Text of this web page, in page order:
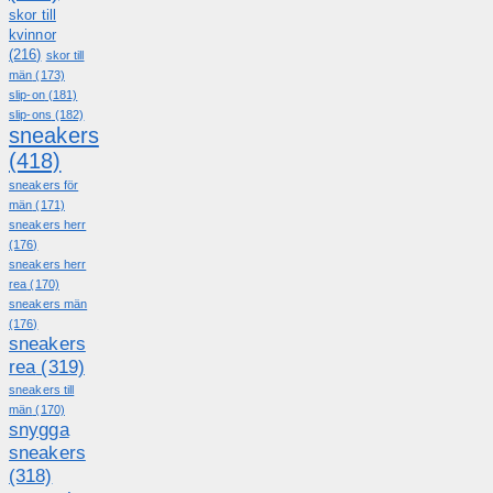
skor till
kvinnor
(216) skor till
män (173)
slip-on(181)
slip-ons (182)
sneakers
(418)
sneakers för
män (171)
sneakers herr
(176)
sneakers herr
rea (170)
sneakers män
(176)
sneakers
rea (319)
sneakers till
män (170)
snygga
sneakers
(318)